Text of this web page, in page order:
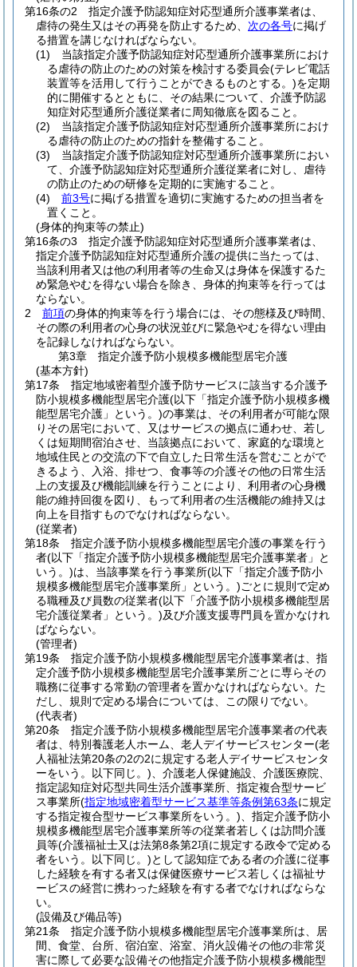
第16条の2
指定介護予防認知症対応型通所介護事業者は、
虐待の発生又はその再発を防止するため、 次の各号に掲げ
る措置を講じなければならない。
(1)
当該指定介護予防認知症対応型通所介護事業所におけ
る虐待の防止のための対策を検討する委員会(テレビ電話
装置等を活用して行うことができるものとする。)を定期
的に開催するとともに、その結果について、介護予防認
知症対応型通所介護従業者に周知徹底を図ること。
(2)
当該指定介護予防認知症対応型通所介護事業所におけ
る虐待の防止のための指針を整備すること。
(3)
当該指定介護予防認知症対応型通所介護事業所におい
て、介護予防認知症対応型通所介護従業者に対し、虐待
の防止のための研修を定期的に実施すること。
(4)
前3号に掲げる措置を適切に実施するための担当者を
置くこと。
(身体的拘束等の禁止)
第16条の3
指定介護予防認知症対応型通所介護事業者は、
指定介護予防認知症対応型通所介護の提供に当たっては、
当該利用者又は他の利用者等の生命又は身体を保護するた
め緊急やむを得ない場合を除き、身体的拘束等を行っては
ならない。
2
前項の身体的拘束等を行う場合には、その態様及び時間、
その際の利用者の心身の状況並びに緊急やむを得ない理由
を記録しなければならない。
第3章
指定介護予防小規模多機能型居宅介護
(基本方針)
第17条
指定地域密着型介護予防サービスに該当する介護予
防小規模多機能型居宅介護(以下「指定介護予防小規模多機
能型居宅介護」という。)の事業は、その利用者が可能な限
りその居宅において、又はサービスの拠点に通わせ、若し
くは短期間宿泊させ、当該拠点において、家庭的な環境と
地域住民との交流の下で自立した日常生活を営むことがで
きるよう、入浴、排せつ、食事等の介護その他の日常生活
上の支援及び機能訓練を行うことにより、利用者の心身機
能の維持回復を図り、もって利用者の生活機能の維持又は
向上を目指すものでなければならない。
(従業者)
第18条
指定介護予防小規模多機能型居宅介護の事業を行う
者(以下「指定介護予防小規模多機能型居宅介護事業者」と
いう。)は、当該事業を行う事業所(以下「指定介護予防小
規模多機能型居宅介護事業所」という。)ごとに規則で定め
る職種及び員数の従業者(以下「介護予防小規模多機能型居
宅介護従業者」という。)及び介護支援専門員を置かなけれ
ばならない。
(管理者)
第19条
指定介護予防小規模多機能型居宅介護事業者は、指
定介護予防小規模多機能型居宅介護事業所ごとに専らその
職務に従事する常勤の管理者を置かなければならない。 た
だし、規則で定める場合については、この限りでない。
(代表者)
第20条
指定介護予防小規模多機能型居宅介護事業者の代表
者は、特別養護老人ホーム、老人デイサービスセンター(老
人福祉法第20条の2の2に規定する老人デイサービスセンタ
ーをいう。以下同じ。) 、介護老人保健施設、介護医療院、
指定認知症対応型共同生活介護事業所、指定複合型サービ
ス事業所(指定地域密着型サービス基準等条例第63条に規定
する指定複合型サービス事業所をいう。) 、指定介護予防小
規模多機能型居宅介護事業所等の従業者若しくは訪問介護
員等(介護福祉士又は法第8条第2項に規定する政令で定める
者をいう。以下同じ。)として認知症である者の介護に従事
した経験を有する者又は保健医療サービス若しくは福祉サ
ービスの経営に携わった経験を有する者でなければならな
い。
(設備及び備品等)
第21条
指定介護予防小規模多機能型居宅介護事業所は、居
間、食堂、台所、宿泊室、浴室、消火設備その他の非常災
害に際して必要な設備その他指定介護予防小規模多機能型